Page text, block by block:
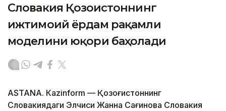
Словакия Қозоғистоннинг
ижтимоий ёрдам рақамли
моделини юқори баҳолади
ASTANА. Кazinform — Қозоғистоннинг
Словакиядаги Элчиси Жанна Сағинова Словакия